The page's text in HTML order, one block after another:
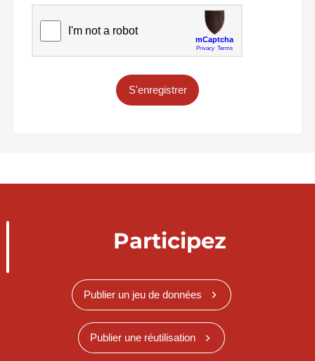
S'enregistrer
Participez
Publier un jeu de données
Publier une réutilisation